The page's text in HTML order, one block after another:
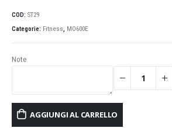
COD: ST29
Categorie: Fitness, MO600E
Note
AGGIUNGI AL CARRELLO